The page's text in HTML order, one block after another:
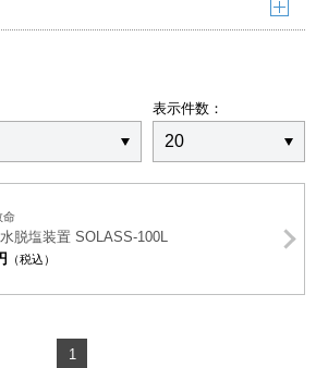
表示件数：
命
脱塩装置 SOLASS-100L
（税込）
1